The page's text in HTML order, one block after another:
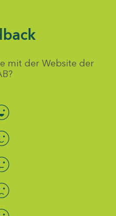
mit der Website der
auswählen